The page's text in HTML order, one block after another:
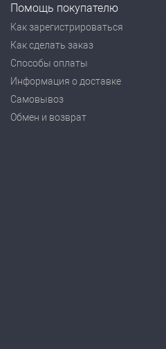
Помощь покупателю
Как зарегистрироваться
Как сделать заказ
Способы оплаты
Информация о доставке
Самовывоз
Обмен и возврат